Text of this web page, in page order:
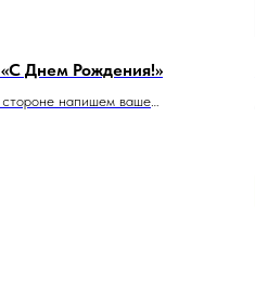
Днем Рождения!»
напишем ваше